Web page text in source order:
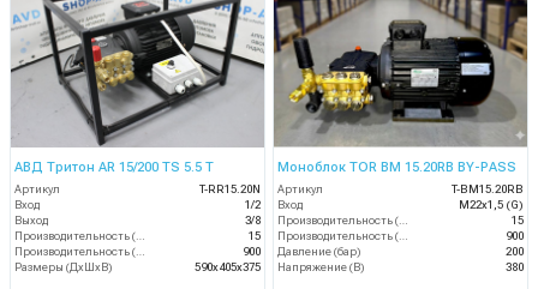
АВД Тритон AR 15/200 TS 5.5 T
Артикул
T-RR15.20N
Вход
1/2
Выход
3/8
15
900
Размеры (ДхШхВ)
590х405х375
Моноблок TOR BM 15.20RB BY-PASS
Артикул
T-BM15.20RB
Вход
M22х1,5 (G)
15
900
Давление (бар)
200
Напряжение (В)
380